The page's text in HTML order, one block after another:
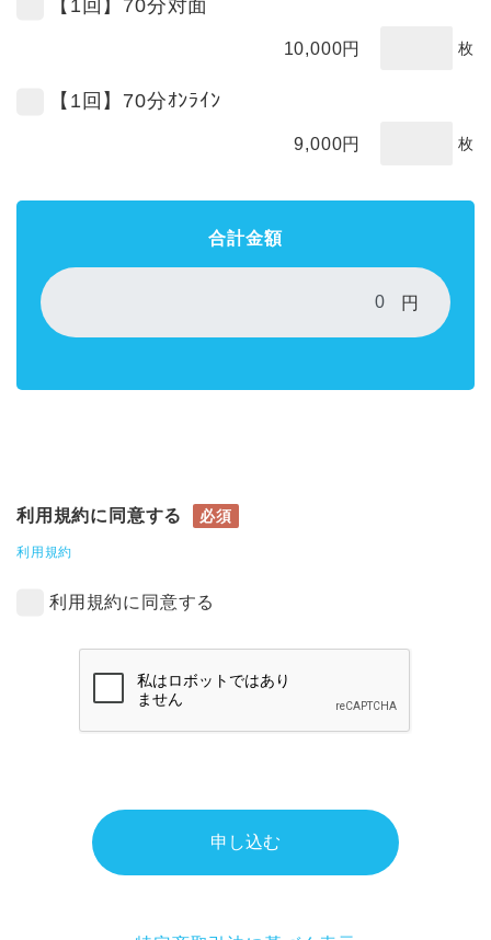
【1回】70分対面
10,000円 枚
【1回】70分ｵﾝﾗｲﾝ
9,000円 枚
合計金額
円
利用規約に同意する 必須
利用規約
利用規約に同意する
申し込む